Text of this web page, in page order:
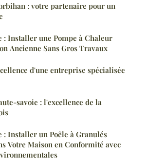
: votre partenaire pour un
: Installer une Pompe à Chaleur
Ancienne Sans Gros Travaux
d'une entreprise spécialisée
savoie : l'excellence de la
: Installer un Poêle à Granulés
Votre Maison en Conformité avec